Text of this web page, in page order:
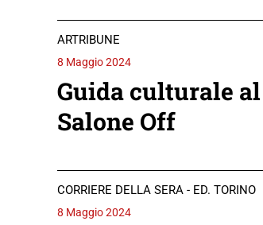
ARTRIBUNE
8 Maggio 2024
Guida culturale
Salone Off
CORRIERE DELLA SERA - ED. TORINO
8 Maggio 2024